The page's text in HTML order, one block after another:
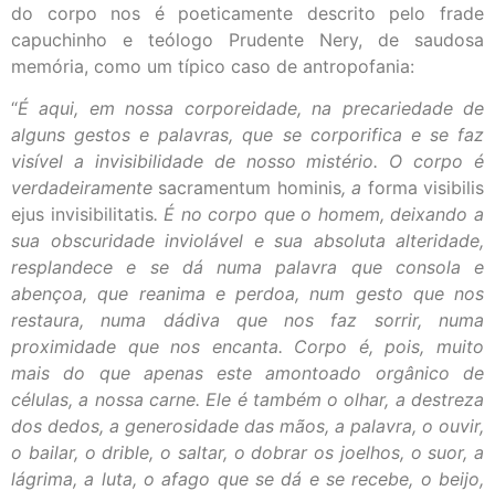
do corpo nos é poeticamente descrito pelo frade
capuchinho e teólogo Prudente Nery, de saudosa
memória, como um típico caso de antropofania:
“É aqui, em nossa corporeidade, na precariedade de
alguns gestos e palavras, que se corporifica e se faz
visível a invisibilidade de nosso mistério. O corpo é
verdadeiramente sacramentum hominis, a forma visibilis
ejus invisibilitatis. É no corpo que o homem, deixando a
sua obscuridade inviolável e sua absoluta alteridade,
resplandece e se dá numa palavra que consola e
abençoa, que reanima e perdoa, num gesto que nos
restaura, numa dádiva que nos faz sorrir, numa
proximidade que nos encanta. Corpo é, pois, muito
mais do que apenas este amontoado orgânico de
células, a nossa carne. Ele é também o olhar, a destreza
dos dedos, a generosidade das mãos, a palavra, o ouvir,
o bailar, o drible, o saltar, o dobrar os joelhos, o suor, a
lágrima, a luta, o afago que se dá e se recebe, o beijo,